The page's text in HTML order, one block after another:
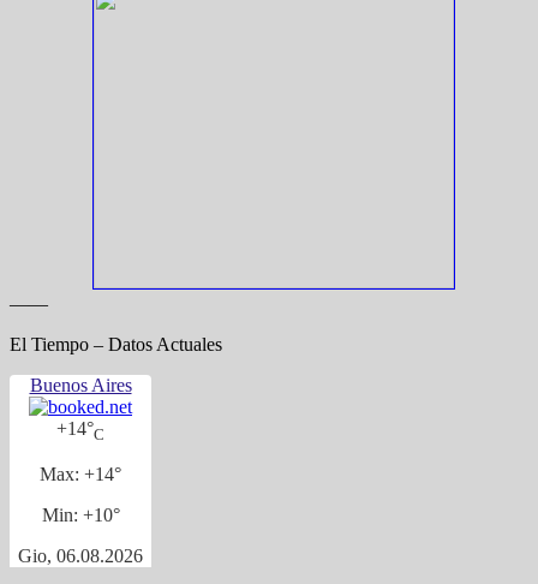
——
El Tiempo – Datos Actuales
Buenos Aires
+14°C
Max: +14°
Min: +10°
Gio, 06.08.2026